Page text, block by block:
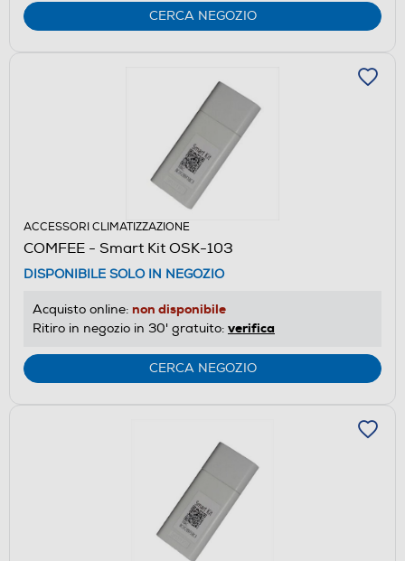
CERCA NEGOZIO
ACCESSORI CLIMATIZZAZIONE
COMFEE - Smart Kit OSK-103
DISPONIBILE SOLO IN NEGOZIO
Acquisto online: non disponibile
Ritiro in negozio in 30' gratuito: verifica
CERCA NEGOZIO